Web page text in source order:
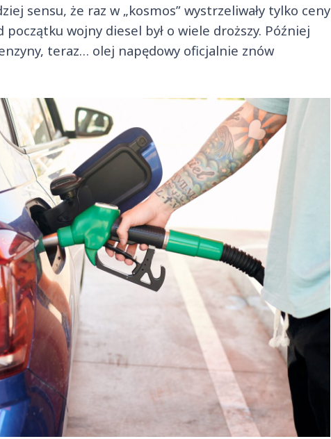
sensu, że raz w „kosmos” wystrzeliwały tylko ceny
początku wojny diesel był o wiele droższy. Później
teraz… olej napędowy oficjalnie znów